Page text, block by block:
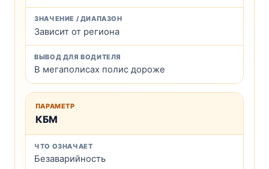
Зависит от региона
В мегаполисах полис дороже
КБМ
Безаварийность